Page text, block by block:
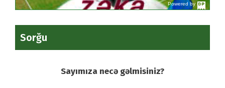
Powered by
DaysPedia.c
Sorğu
Sayımıza necə gəlmisiniz?